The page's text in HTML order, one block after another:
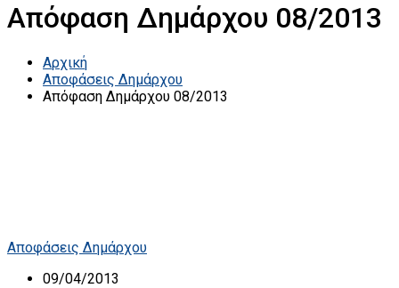
Απόφαση Δημάρχου 08/2013
Αρχική
Αποφάσεις Δημάρχου
Απόφαση Δημάρχου 08/2013
Αποφάσεις Δημάρχου
09/04/2013